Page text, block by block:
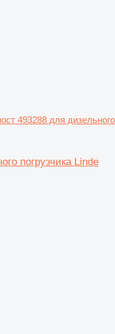
493288 для дизельного
погрузчика Linde